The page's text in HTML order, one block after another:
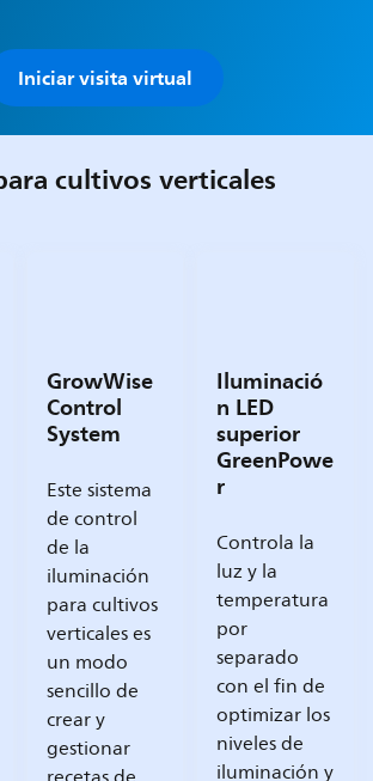
Iniciar visita virtual
cultivos verticales
GrowWise
Control
System
Este sistema
de control
de la
iluminación
para cultivos
verticales es
un modo
sencillo de
crear y
gestionar
Iluminació
n LED
superior
GreenPowe
r
Controla la
luz y la
temperatura
por
separado
con el fin de
optimizar los
niveles de
iluminación y